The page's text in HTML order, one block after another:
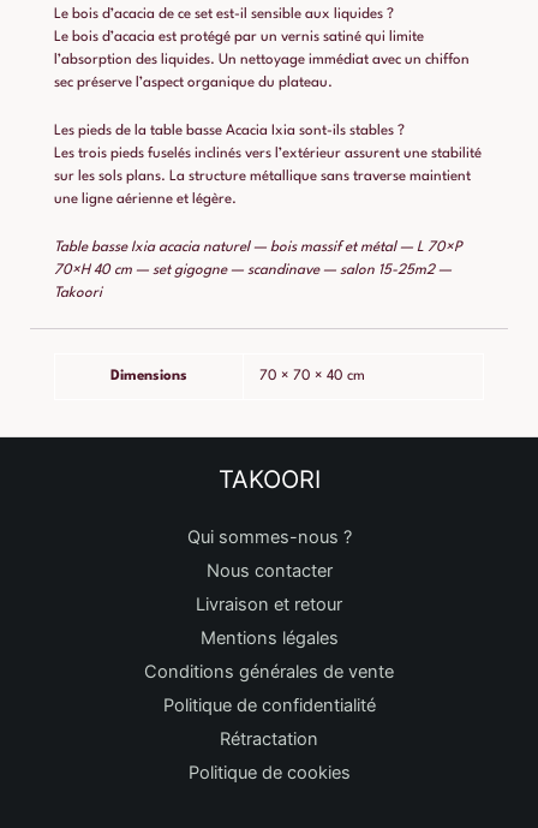
Le bois d’acacia de ce set est-il sensible aux liquides ?
Le bois d’acacia est protégé par un vernis satiné qui limite
l’absorption des liquides. Un nettoyage immédiat avec un chiffon
sec préserve l’aspect organique du plateau.
Les pieds de la table basse Acacia Ixia sont-ils stables ?
Les trois pieds fuselés inclinés vers l’extérieur assurent une stabilité
sur les sols plans. La structure métallique sans traverse maintient
une ligne aérienne et légère.
Table basse Ixia acacia naturel — bois massif et métal — L 70×P
70×H 40 cm — set gigogne — scandinave — salon 15-25m2 —
Takoori
Dimensions 70 × 70 × 40 cm
TAKOORI
Qui sommes-nous ?
Nous contacter
Livraison et retour
Mentions légales
Conditions générales de vente
Politique de confidentialité
Rétractation
Politique de cookies